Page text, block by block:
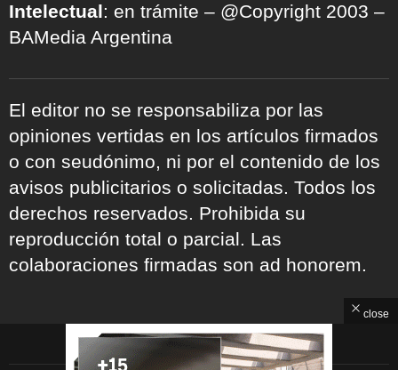
Intelectual: en trámite – @Copyright 2003 –
BAMedia Argentina
El editor no se responsabiliza por las
opiniones vertidas en los artículos firmados
o con seudónimo, ni por el contenido de los
avisos publicitarios o solicitadas. Todos los
derechos reservados. Prohibida su
reproducción total o parcial. Las
colaboraciones firmadas son ad honorem.
ARCHIVOS
close